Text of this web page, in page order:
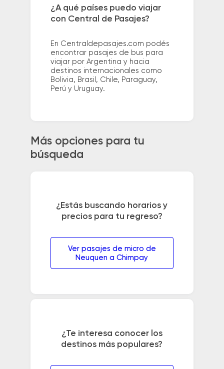
¿A qué países puedo viajar
con Central de Pasajes?
En Centraldepasajes.com podés
encontrar pasajes de bus para
viajar por Argentina y hacia
destinos internacionales como
Bolivia, Brasil, Chile, Paraguay,
Perú y Uruguay.
Más opciones para tu
búsqueda
¿Estás buscando horarios y
precios para tu regreso?
Ver pasajes de micro de
Neuquen a Chimpay
¿Te interesa conocer los
destinos más populares?